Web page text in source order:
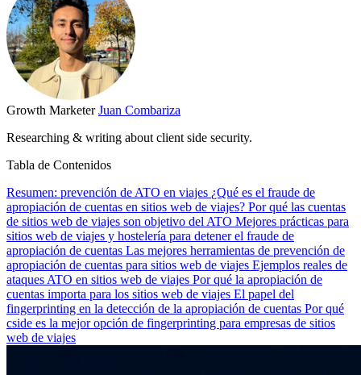
Growth MarketerJuan Combariza
Researching & writing about client side security.
Tabla de Contenidos
Resumen: prevención de ATO en viajes ¿Qué es el fraude de
apropiación de cuentas en sitios web de viajes? Por qué las cuentas
de sitios web de viajes son objetivo del ATO Mejores prácticas para
sitios web de viajes y hostelería para detener el fraude de
apropiación de cuentas Las mejores herramientas de prevención de
apropiación de cuentas para sitios web de viajes Ejemplos reales de
ataques ATO en sitios web de viajes Por qué la apropiación de
cuentas importa para los sitios web de viajes El papel del
fingerprinting en la detección de la apropiación de cuentas Por qué
cside es la mejor opción de fingerprinting para empresas de sitios
web de viajes